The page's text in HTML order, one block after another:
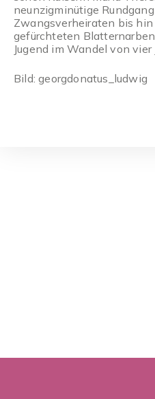
neunzigminütige
Zwangsverheiraten bis hin
gefürchteten
Jugend im Wandel von vier
Bild: georgdonatus_ludwig